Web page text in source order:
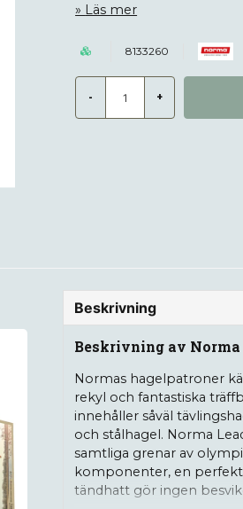
Läs mer
8133260
- +
Beskrivning
Beskrivning av Norma
Normas hagelpatroner
rekyl och fantastiska
innehåller såväl
och stålhagel. Norma
samtliga grenar av
komponenter, en
tändhatt gör ingen